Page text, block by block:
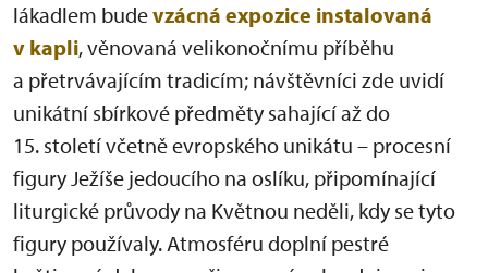
lákadlem budevzácná expozice instalovaná
v kapli, věnovaná velikonočnímu příběhu
a přetrvávajícím tradicím; návštěvníci zde uvidí
unikátní sbírkové předměty sahající až do
15. století včetně evropského unikátu – procesní
figury Ježíše jedoucího na oslíku, připomínající
liturgické průvody na Květnou neděli, kdy se tyto
figury používaly. Atmosféru doplní pestré